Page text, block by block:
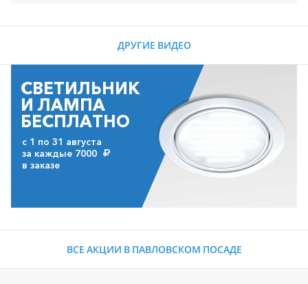
ДРУГИЕ ВИДЕО
СВЕТИЛЬНИК
И ЛАМПА
БЕСПЛАТНО
с 1 по 31 августа
за каждые 7000
в заказе
ВСЕ АКЦИИ В ПАВЛОВСКОМ ПОСАДЕ